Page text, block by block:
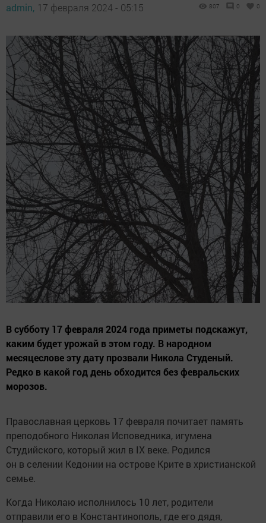
admin, 17 февраля 2024 - 05:15 807 0 0
В субботу 17 февраля 2024 года приметы подскажут,
каким будет урожай в этом году. В народном
месяцеслове эту дату прозвали Никола Студеный.
Редко в какой год день обходится без февральских
морозов.
Православная церковь 17 февраля почитает память
преподобного Николая Исповедника, игумена
Студийского, который жил в IX веке. Родился
он в селении Кедонии на острове Крите в христианской
семье.
Когда Николаю исполнилось 10 лет, родители
отправили его в Константинополь, где его дядя,